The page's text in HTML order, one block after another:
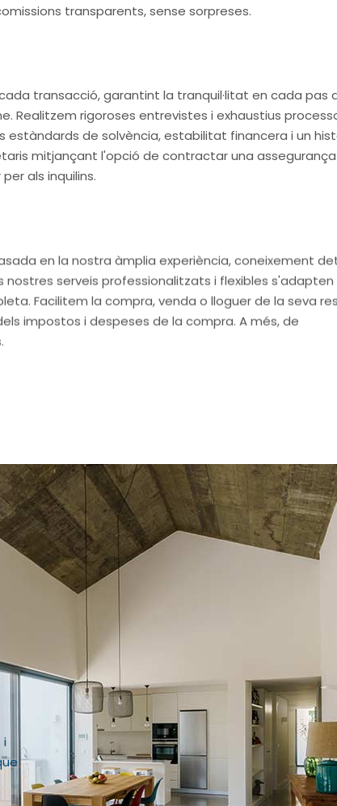
transparents, sense sorpreses.
transacció, garantint la tranquil·litat en cada pas
Realitzem rigoroses entrevistes i exhaustius
de solvència, estabilitat financera i un
mitjançant l'opció de contractar una assegurança
als inquilins.
en la nostra àmplia experiència, coneixement
serveis professionalitzats i flexibles s'adapten
Facilitem la compra, venda o lloguer de la seva
impostos i despeses de la compra. A més, de
a
Traspàs de Negocis
L’ajudem a traspassar el seu negoci
el preu, optimitzem impostos, trobem
les millors condicions. Ens
ràpid i sense complicacions, assegurant